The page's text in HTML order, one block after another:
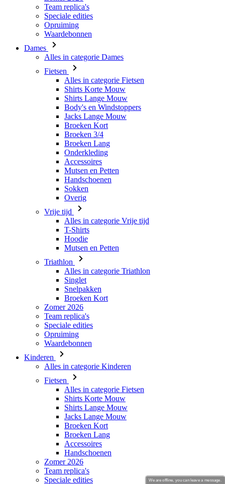
Dames
Alles in categorie Dames
Fietsen
Alles in categorie Fietsen
Shirts Lange Mouw
Body's en Windstoppers
Jacks Lange Mouw
Broeken Kort
Broeken 3/4
Broeken Lang
Onderkleding
Accessoires
Mutsen en Petten
Handschoenen
Sokken
Overig
Vrije tijd
Alles in categorie Vrije tijd
T-Shirts
Hoodie
Mutsen en Petten
Triathlon
Alles in categorie Triathlon
Singlet
Snelpakken
Broeken Kort
Zomer 2026
Team replica's
Speciale edities
Opruiming
Waardebonnen
Kinderen
Alles in categorie Kinderen
Fietsen
Alles in categorie Fietsen
Shirts Lange Mouw
Jacks Lange Mouw
Broeken Kort
Broeken Lang
Accessoires
Handschoenen
Zomer 2026
Team replica's
Speciale edities
Opruiming
Waardebonnen
Custom Teamwear
Stories
We are offline, you can leave a message.